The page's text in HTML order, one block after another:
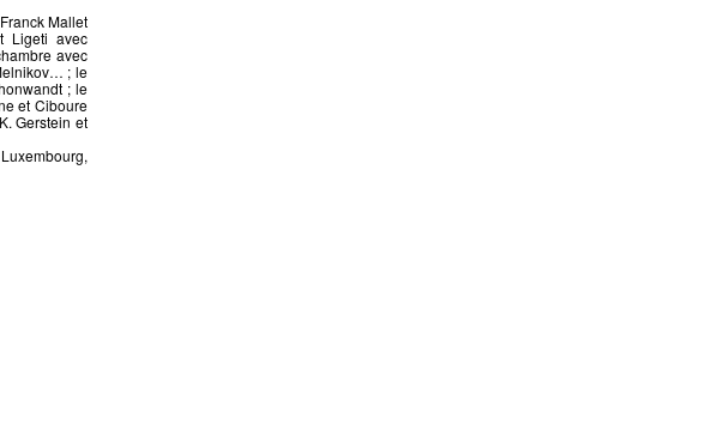
Franck Mallet
Ligeti avec
avec
; le
; le
et Ciboure
Gerstein et